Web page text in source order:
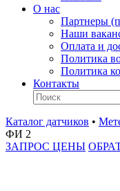
О нас
Партнеры
Наши
Оплата и
Политика
Политика
Контакты
Каталог датчиков •
ФИ 2
ЗАПРОС ЦЕНЫ